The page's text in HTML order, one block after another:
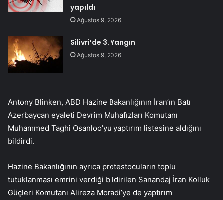
yapıldı
Ağustos 9, 2026
Silivri’de 3. Yangın
Ağustos 9, 2026
Antony Blinken, ABD Hazine Bakanlığının İran’ın Batı
Azerbaycan eyaleti Devrim Muhafızları Komutanı
Muhammed Taghi Osanloo’yu yaptırım listesine aldığını
bildirdi.
Hazine Bakanlığının ayrıca protestocuların toplu
tutuklanması emrini verdiği bildirilen Sanandaj İran Kolluk
Güçleri Komutanı Alireza Moradi’ye de yaptırım